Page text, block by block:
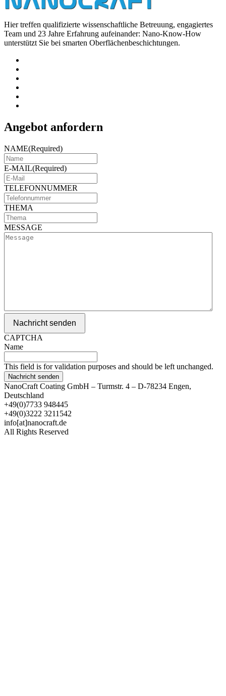
Hier treffen qualifizierte wissenschaftliche Betreuung, engagiertes
Team und 23 Jahre Erfahrung aufeinander: Nano-Know-How
unterstützt Sie bei smarten Oberflächenbeschichtungen.
Angebot anfordern
NAME(Required)
E-MAIL(Required)
TELEFONNUMMER
THEMA
MESSAGE
Nachricht senden
CAPTCHA
Name
This field is for validation purposes and should be left unchanged.
NanoCraft Coating GmbH – Turmstr. 4 – D-78234 Engen,
Deutschland
+49(0)7733 948445
+49(0)3222 3211542
info[at]nanocraft.de
All Rights Reserved